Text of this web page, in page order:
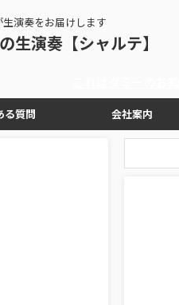
演奏をお届けします
生演奏【シャルテ】
る質問 会社案内